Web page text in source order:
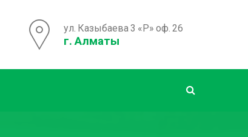
ул. Казыбаева 3 «Р» оф. 26
г. Алматы